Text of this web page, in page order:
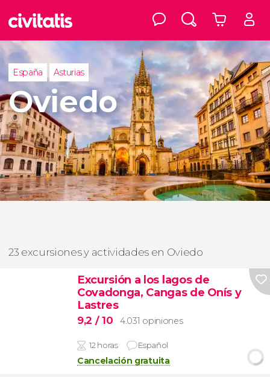
España Asturias
Oviedo
23 excursiones y actividades en Oviedo
Excursión a los lagos de
Covadonga, Cangas de Onís y
Lastres
9,2 / 10 4.031 opiniones
12 horas Español
Cancelación gratuita